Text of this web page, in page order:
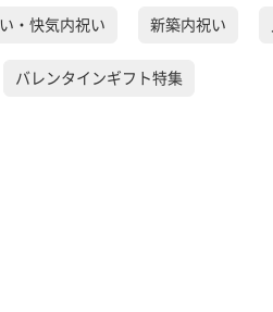
・快気内祝い 新築内祝い
バレンタインギフト特集